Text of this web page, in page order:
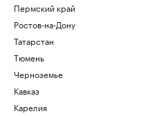
Пермский край
Ростов-на-Дону
Татарстан
Тюмень
Черноземье
Кавказ
Карелия